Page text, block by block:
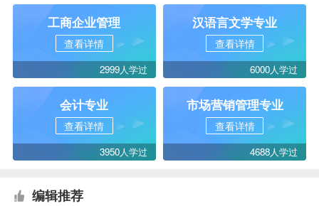
工商企业管理
查看详情
2999人学过
汉语言文学专业
查看详情
6000人学过
会计专业
查看详情
3950人学过
市场营销管理专业
查看详情
4688人学过
编辑推荐